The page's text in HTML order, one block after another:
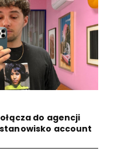
do agencji
stanowisko account